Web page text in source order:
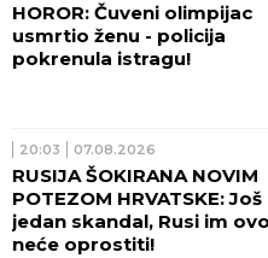
HOROR: Čuveni olimpijac
usmrtio ženu - policija
pokrenula istragu!
20:03 07.08.2026
RUSIJA ŠOKIRANA NOVIM
POTEZOM HRVATSKE: Još
jedan skandal, Rusi im ovo
neće oprostiti!